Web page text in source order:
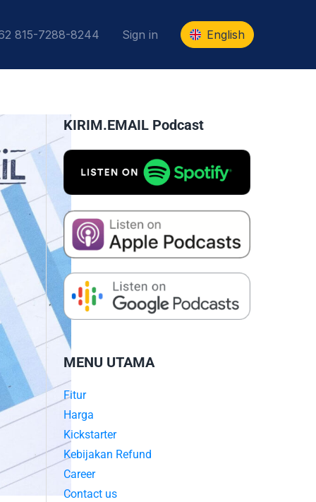
815-7288-8244 Sign in English
KIRIM.EMAIL Podcast
MENU UTAMA
Fitur
Harga
Kickstarter
Kebijakan Refund
Career
Contact us